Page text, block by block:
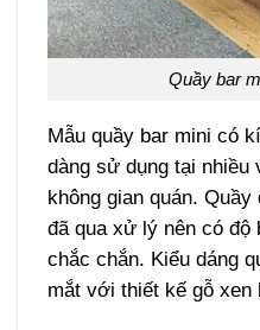
Quầy bar
Mẫu quầy bar mini có
dàng sử dụng tại nhiều
không gian quán.
đã qua xử lý nên có độ
chắc chắn. Kiểu dáng
mắt với thiết kế gỗ xen